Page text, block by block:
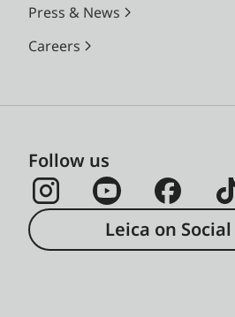
Press & News
Careers
Follow us
Leica on